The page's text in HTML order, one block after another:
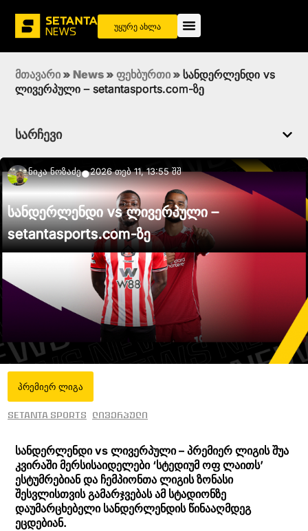
უყურე ახლა
მთავარი » News » ფეხბურთი » სანდერლენდი vs
ლივერპული – setantasports.com-ზე
სარჩევი
Ნიკა Ნოზაძე●2026 თებ 11, 13:55 შშ
სანდერლენდი vs ლივერპული –
setantasports.com-ზე
პრემიერ ლიგა
Setanta Sports ლივერპული
სანდერლენდი vs ლივერპული – პრემიერ ლიგის შუა
კვირაში მერსისაიდელები ‘სტედიუმ ოფ ლაითს’
ესტუმრებიან და ჩემპიონთა ლიგის ზონასი
შესვლისთვის გამარჯვებას ამ სტადიონზე
დაუმარცხებელი სანდერლენდის წინააღმდეგ
ეცდებიან.